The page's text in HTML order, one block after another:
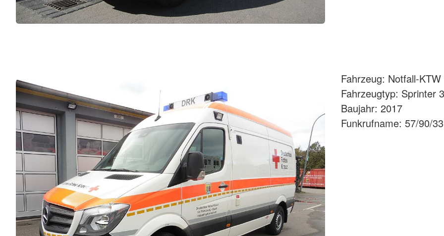
Fahrzeug: Notfall-
Fahrzeugtyp: Sprinter
Baujahr: 2017
Funkrufname: 57/90/33